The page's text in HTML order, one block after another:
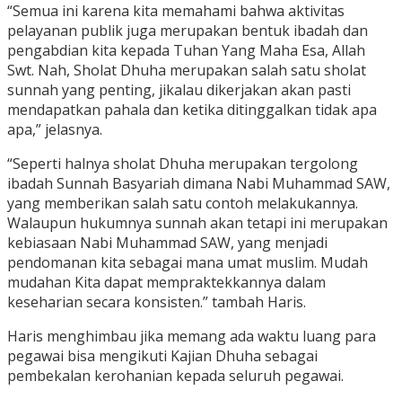
“Semua ini karena kita memahami bahwa aktivitas
pelayanan publik juga merupakan bentuk ibadah dan
pengabdian kita kepada Tuhan Yang Maha Esa, Allah
Swt. Nah, Sholat Dhuha merupakan salah satu sholat
sunnah yang penting, jikalau dikerjakan akan pasti
mendapatkan pahala dan ketika ditinggalkan tidak apa
apa,” jelasnya.
“Seperti halnya sholat Dhuha merupakan tergolong
ibadah Sunnah Basyariah dimana Nabi Muhammad SAW,
yang memberikan salah satu contoh melakukannya.
Walaupun hukumnya sunnah akan tetapi ini merupakan
kebiasaan Nabi Muhammad SAW, yang menjadi
pendomanan kita sebagai mana umat muslim. Mudah
mudahan Kita dapat mempraktekkannya dalam
keseharian secara konsisten.” tambah Haris.
Haris menghimbau jika memang ada waktu luang para
pegawai bisa mengikuti Kajian Dhuha sebagai
pembekalan kerohanian kepada seluruh pegawai.